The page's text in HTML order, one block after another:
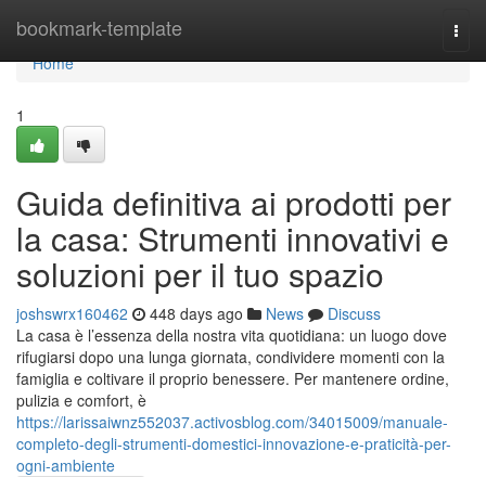
bookmark-template
Home
Home
1
Guida definitiva ai prodotti per
la casa: Strumenti innovativi e
soluzioni per il tuo spazio
joshswrx160462 448 days ago News
Discuss
La casa è l’essenza della nostra vita quotidiana: un luogo dove
rifugiarsi dopo una lunga giornata, condividere momenti con la
famiglia e coltivare il proprio benessere. Per mantenere ordine,
pulizia e comfort, è
https://larissaiwnz552037.activosblog.com/34015009/manuale-
completo-degli-strumenti-domestici-innovazione-e-praticità-per-
ogni-ambiente